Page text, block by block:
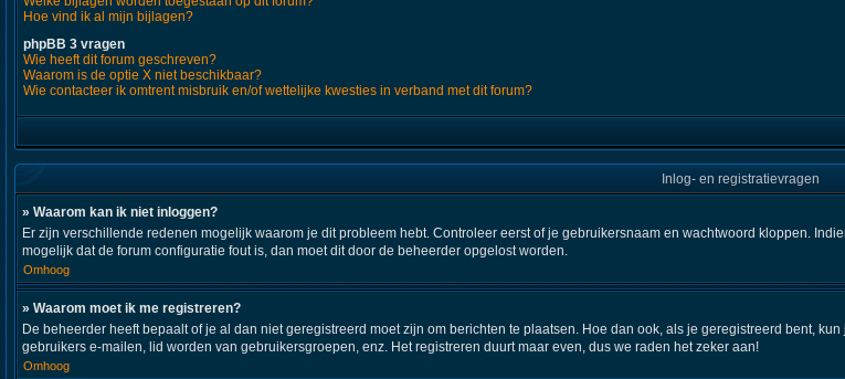
Hoe vind ik al mijn bijlagen?
phpBB 3 vragen
Wie heeft dit forum geschreven?
Waarom is de optie X niet beschikbaar?
Wie contacteer ik omtrent misbruik en/of wettelijke kwesties in verband met dit forum?
Inlog- en registratievragen
» Waarom kan ik niet inloggen?
Er zijn verschillende redenen mogelijk waarom je dit probleem hebt. Controleer eerst of je gebruikersnaam en wachtwoord kloppen.
mogelijk dat de forum configuratie fout is, dan moet dit door de beheerder opgelost worden.
Omhoog
» Waarom moet ik me registreren?
De beheerder heeft bepaalt of je al dan niet geregistreerd moet zijn om berichten te plaatsen. Hoe dan ook, als je geregistreerd bent,
gebruikers e-mailen, lid worden van gebruikersgroepen, enz. Het registreren duurt maar even, dus we raden het zeker aan!
Omhoog